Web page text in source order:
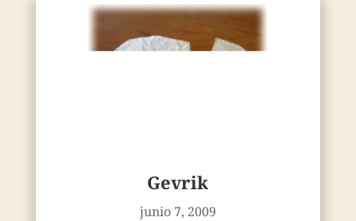
Gevrik
junio 7, 2009